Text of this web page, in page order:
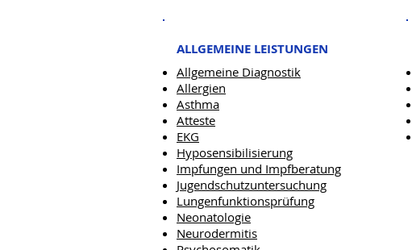
ALLGEMEINE LEISTUNGEN
Allgemeine Diagnostik
Allergien
Asthma
Atteste
EKG
Hyposensibilisierung
Impfungen und Impfberatung
Jugendschutzuntersuchung
Lungenfunktionsprüfung
Neonatologie
Neurodermitis